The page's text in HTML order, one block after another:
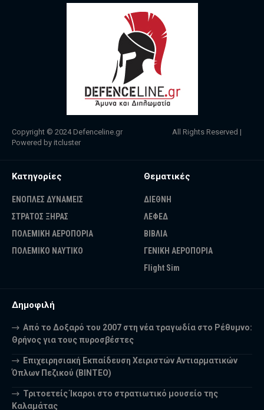
Copyright © 2024 Defenceline.gr All Rights Reserved |
Powered by itcluster
Κατηγορίες
ΕΝΟΠΛΕΣ ΔΥΝΑΜΕΙΣ
ΣΤΡΑΤΟΣ ΞΗΡΑΣ
ΠΟΛΕΜΙΚΗ ΑΕΡΟΠΟΡΙΑ
ΠΟΛΕΜΙΚΟ ΝΑΥΤΙΚΟ
Θεματικές
ΔΙΕΘΝΗ
ΛΕΦΕΔ
ΒΙΒΛΙΑ
ΓΕΝΙΚΗ ΑΕΡΟΠΟΡΙΑ
Flight Sim
Δημοφιλή
Από το Δοξαρό του 2007 στη νέα τραγωδία στο Ρέθυμνο:
Θρήνος για τους πυροσβέστες
Επιχειρησιακή Εκπαίδευση Χειριστών Αντιαρματικών
Όπλων Πεζικού (ΒΙΝΤΕΟ)
Τριτοετείς Ίκαροι στο στρατιωτικό μουσείο της
Καλαμάτας